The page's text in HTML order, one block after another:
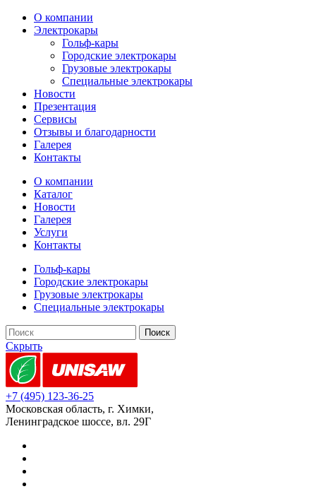
О компании
Электрокары
Гольф-кары
Городские электрокары
Грузовые электрокары
Специальные электрокары
Новости
Презентация
Сервисы
Отзывы и благодарности
Галерея
Контакты
О компании
Каталог
Новости
Галерея
Услуги
Контакты
Гольф-кары
Городские электрокары
Грузовые электрокары
Специальные электрокары
Скрыть
+7 (495) 123-36-25
Московская область, г. Химки,
Ленинградское шоссе, вл. 29Г